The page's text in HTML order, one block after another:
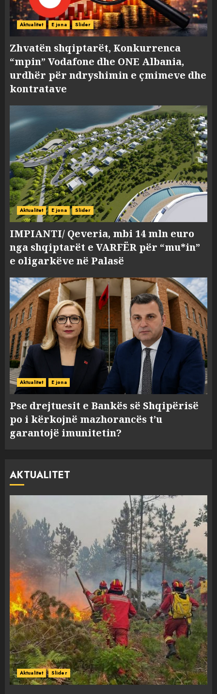
Aktualitet E jona Slider
Zhvatën shqiptarët, Konkurrenca
“mpin” Vodafone dhe ONE Albania,
urdhër për ndryshimin e çmimeve dhe
kontratave
Aktualitet E jona Slider
IMPIANTI/ Qeveria, mbi 14 mln euro
nga shqiptarët e VARFËR për “mu*in”
e oligarkëve në Palasë
Aktualitet E jona
Pse drejtuesit e Bankës së Shqipërisë
po i kërkojnë mazhorancës t’u
garantojë imunitetin?
AKTUALITET
Aktualitet Slider